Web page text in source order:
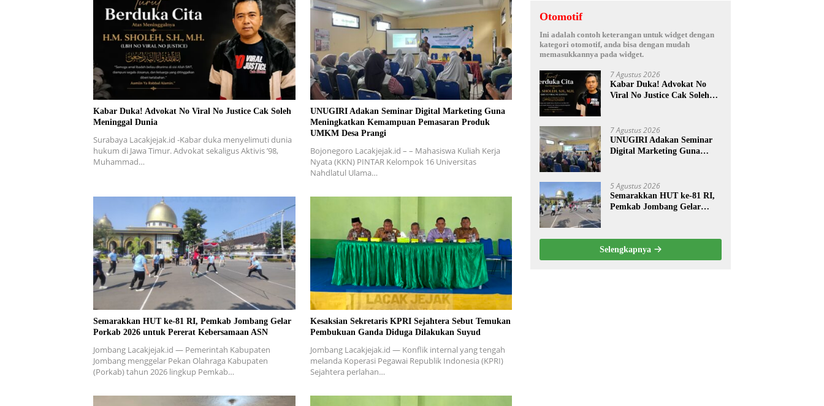
Kabar Duka! Advokat No Viral No Justice Cak Soleh
Meninggal Dunia
Surabaya Lacakjejak.id -Kabar duka menyelimuti dunia
hukum di Jawa Timur. Advokat sekaligus Aktivis ’98,
Muhammad…
UNUGIRI Adakan Seminar Digital Marketing Guna
Meningkatkan Kemampuan Pemasaran Produk
UMKM Desa Prangi
Bojonegoro Lacakjejak.id – – Mahasiswa Kuliah Kerja
Nyata (KKN) PINTAR Kelompok 16 Universitas
Nahdlatul Ulama…
Semarakkan HUT ke-81 RI, Pemkab Jombang Gelar
Porkab 2026 untuk Pererat Kebersamaan ASN
Jombang Lacakjejak.id — Pemerintah Kabupaten
Jombang menggelar Pekan Olahraga Kabupaten
(Porkab) tahun 2026 lingkup Pemkab…
Kesaksian Sekretaris KPRI Sejahtera Sebut Temukan
Pembukuan Ganda Diduga Dilakukan Suyud
Jombang Lacakjejak.id — Konflik internal yang tengah
melanda Koperasi Pegawai Republik Indonesia (KPRI)
Sejahtera perlahan…
Otomotif
Ini adalah contoh keterangan untuk widget dengan
kategori otomotif, anda bisa dengan mudah
memasukkannya pada widget.
7 Agustus 2026
Kabar Duka! Advokat No
Viral No Justice Cak Soleh
7 Agustus 2026
UNUGIRI Adakan Seminar
Digital Marketing Guna
Desa Prangi
5 Agustus 2026
Semarakkan HUT ke-81 RI,
Pemkab Jombang Gelar
Selengkapnya